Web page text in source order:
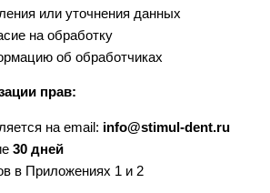
или уточнения данных
на обработку
об обработчиках
прав:
на email: info@stimul-dent.ru
30 дней
в Приложениях 1 и 2